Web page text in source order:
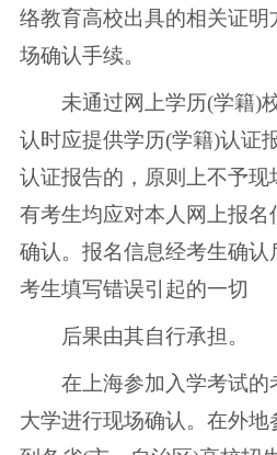
络教育高校出具的相关证
场确认手续。
未通过网上学历(学籍)校
认时应提供学历(学籍)认证
认证报告的，原则上不予现
有考生均应对本人网上报
确认。报名信息经考生确认
考生填写错误引起的一切
后果由其自行承担。
在上海参加入学考试的
大学进行现场确认。在外地